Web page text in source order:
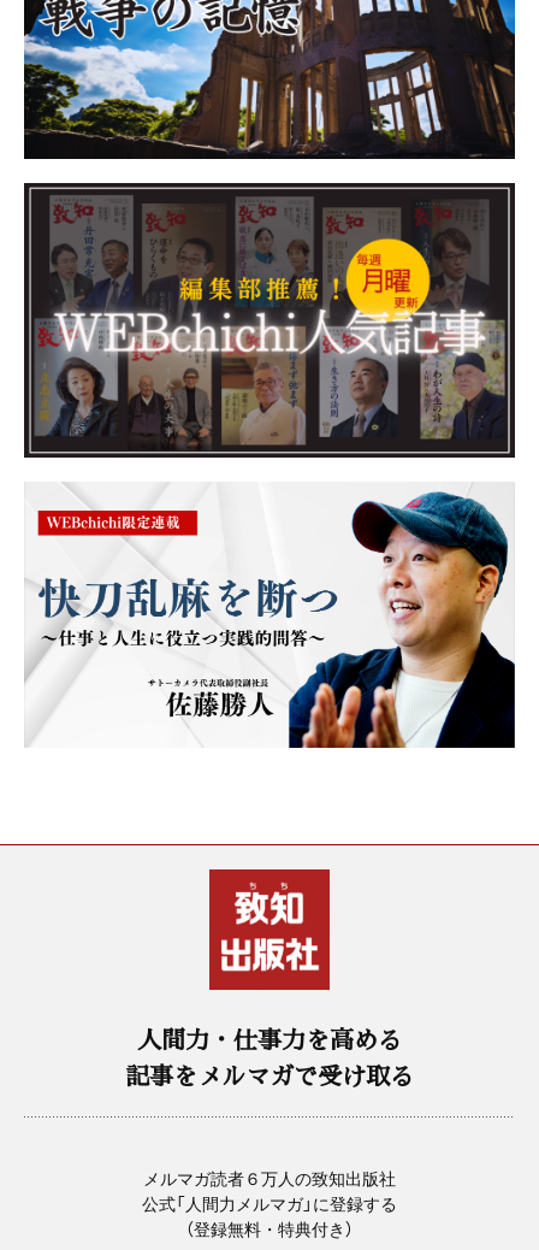
人間力・仕事力を高める
記事をメルマガで受け取る
メルマガ読者６万人の致知出版社
公式「人間力メルマガ」に登録する
（登録無料・特典付き）